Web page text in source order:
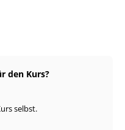
den Kurs?
selbst.